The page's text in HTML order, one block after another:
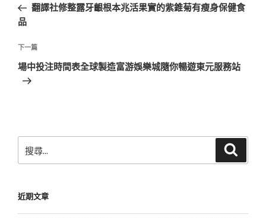
導
覽
一
篇
章
翻譯社修整露牙齦根本兆活果實的紫錐菊有瘦身保健食
品
下
一
篇
下一篇
場中投注時間表全球製造富游娛樂城隨你暢遊東元服務站
尋
字:
近期文章